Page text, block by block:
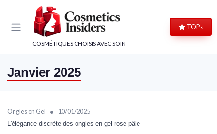
COSMÉTIQUES CHOISIS AVEC SOIN
TOPs
Janvier 2025
Ongles en Gel • 10/01/2025
L'élégance discrète des ongles en gel rose pâle
Panneau de gestion des cookies